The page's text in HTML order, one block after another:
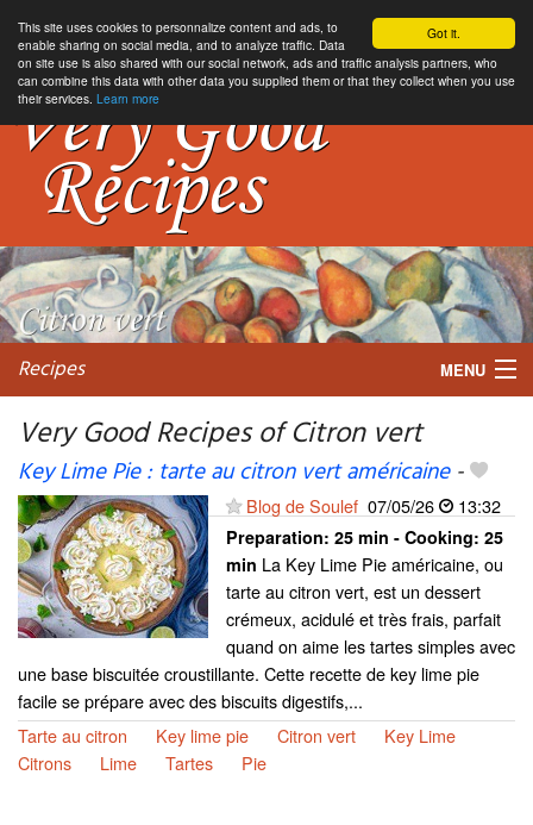
Got it.
This site uses cookies to personnalize content and ads, to
enable sharing on social media, and to analyze traffic. Data
on site use is also shared with our social network, ads and traffic analysis partners, who
can combine this data with other data you supplied them or that they collect when you use
their services. Learn more
Recipes MENU
My favorite blogs
Very Good Recipes of Citron vert
Key Lime Pie : tarte au citron vert américaine-
Blog de Soulef 07/05/26 13:32
Preparation: 25 min - Cooking: 25
min La Key Lime Pie américaine, ou
tarte au citron vert, est un dessert
crémeux, acidulé et très frais, parfait
quand on aime les tartes simples avec
une base biscuitée croustillante. Cette recette de key lime pie
facile se prépare avec des biscuits digestifs,...
Tarte au citron
Key lime pie Citron vert
Key Lime
Citrons
Lime Tartes Pie